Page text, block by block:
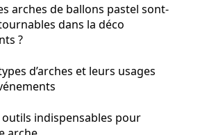
arches de ballons pastel sont-
dans la déco
?
d’arches et leurs usages
indispensables pour